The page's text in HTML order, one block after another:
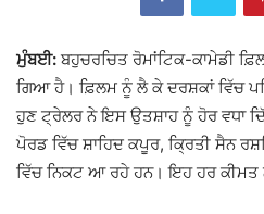
ਮੁੰਬਈ: ਬਹੁਚਰਚਿਤ ਰੋਮਾਂਟਿਕ-ਕਾਮੇਡੀ
ਗਿਆ ਹੈ। ਫ਼ਿਲਮ ਨੂੰ ਲੈ ਕੇ ਦਰਸ਼ਕਾਂ ਵਿੱਚ
ਹੁਣ ਟ੍ਰੇਲਰ ਨੇ ਇਸ ਉਤਸ਼ਾਹ ਨੂੰ ਹੋਰ ਵਧਾ
ਪੋਰਡ ਵਿੱਚ ਸ਼ਾਹਿਦ ਕਪੂਰ, ਕ੍ਰਿਤੀ ਸੈਨ
ਵਿੱਚ ਨਿਕਟ ਆ ਰਹੇ ਹਨ। ਇਹ ਹਰ ਕੀਮਤ